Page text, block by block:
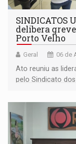
SINDICATOS
delibera
Porto Velho
Geral 06 de
Ato reuniu as
pelo Sindicato